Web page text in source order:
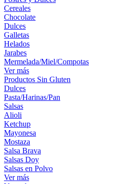
Cereales
Chocolate
Dulces
Galletas
Helados
Jarabes
Mermelada/Miel/Compotas
Ver más
Productos Sin Gluten
Dulces
Pasta/Harinas/Pan
Salsas
Alioli
Ketchup
Mayonesa
Mostaza
Salsa Brava
Salsas Doy
Salsas en Polvo
Ver más